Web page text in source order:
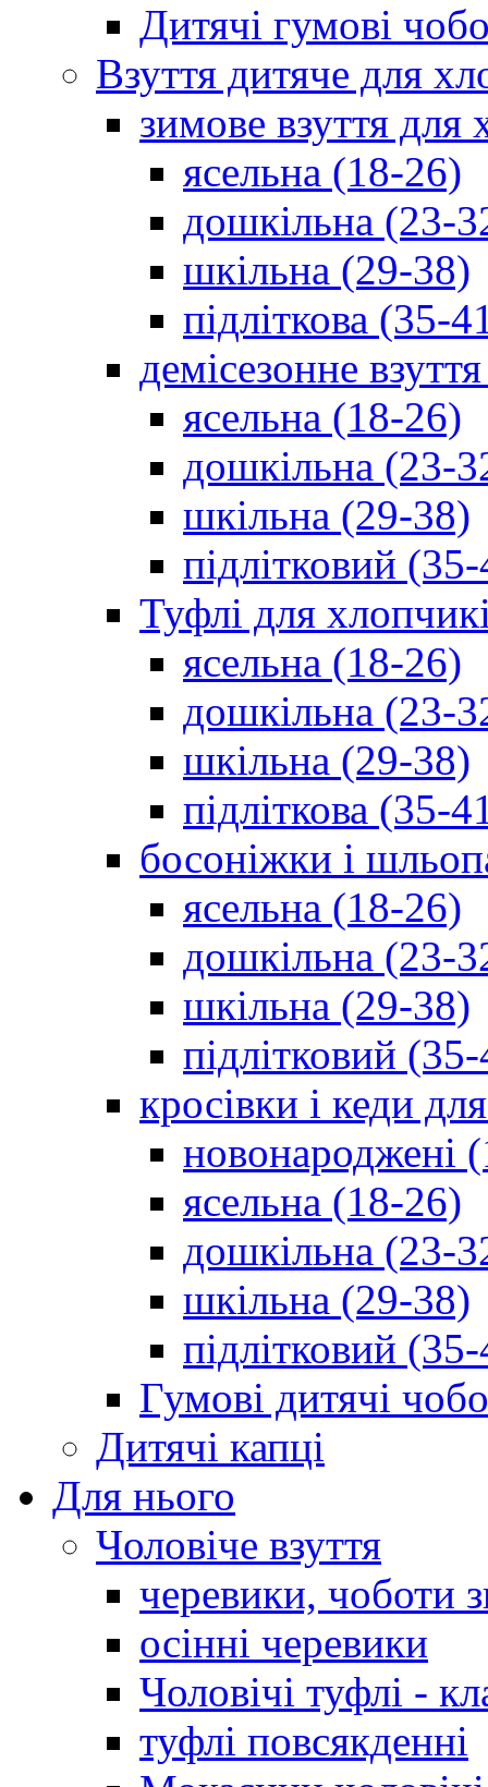
Дитячі гумові
Взуття дитяче для
зимове взуття для
ясельна (18-26)
дошкільна (23-
шкільна (29-38)
підліткова (35-
демісезонне
ясельна (18-26)
дошкільна (23-
шкільна (29-38)
підлітковий
Туфлі для
ясельна (18-26)
дошкільна (23-
шкільна (29-38)
підліткова (35-
босоніжки і
ясельна (18-26)
дошкільна (23-
шкільна (29-38)
підлітковий
кросівки і кеди
новонароджені
ясельна (18-26)
дошкільна (23-
шкільна (29-38)
підлітковий
Гумові дитячі
Дитячі капці
Для нього
Чоловіче взуття
черевики, чоботи
осінні черевики
Чоловічі туфлі -
туфлі повсякденні